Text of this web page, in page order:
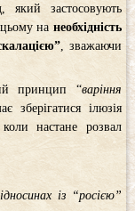
який застосовують
на необхідність
, зважаючи
принцип “варіння
зберігатися ілюзія
настане розвал
із “росією”